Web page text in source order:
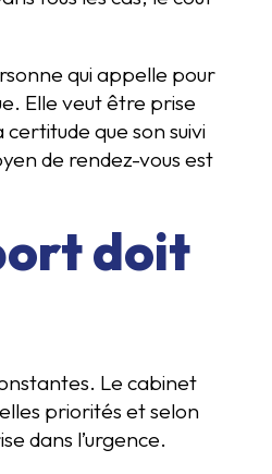
qui appelle pour
Elle veut être prise
que son suivi
de rendez-vous est
doit
Le cabinet
priorités et selon
dans l’urgence.